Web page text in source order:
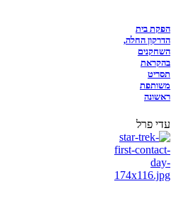
הפקת בית
הדרקון החלה,
השחקנים
בהקראת
תסריט
משותפת
ראשונה
עדי פרל